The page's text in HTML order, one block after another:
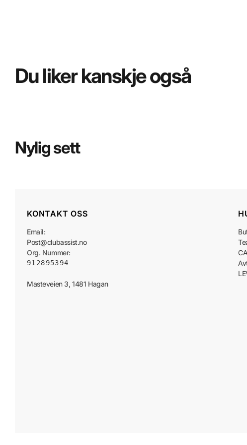
Du liker kanskje også
Nylig sett
KONTAKT OSS
Email:
Post@clubassist.no
Org. Nummer:
912895394
Masteveien 3, 1481 Hagan